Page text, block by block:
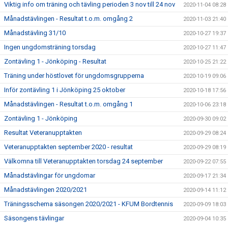
Viktig info om träning och tävling perioden 3 nov till 24 nov 2020-11-04 08:28
Månadstävlingen - Resultat t.o.m. omgång 2 2020-11-03 21:40
Månadstävling 31/10 2020-10-27 19:37
Ingen ungdomsträning torsdag 2020-10-27 11:47
Zontävling 1 - Jönköping - Resultat 2020-10-25 21:22
Träning under höstlovet för ungdomsgrupperna 2020-10-19 09:06
Inför zontävling 1 i Jönköping 25 oktober 2020-10-18 17:56
Månadstävlingen - Resultat t.o.m. omgång 1 2020-10-06 23:18
Zontävling 1 - Jönköping 2020-09-30 09:02
Resultat Veteranupptakten 2020-09-29 08:24
Veteranupptakten september 2020 - resultat 2020-09-29 08:19
Välkomna till Veteranupptakten torsdag 24 september 2020-09-22 07:55
Månadstävlingar för ungdomar 2020-09-17 21:34
Månadstävlingen 2020/2021 2020-09-14 11:12
Träningsschema säsongen 2020/2021 - KFUM Bordtennis 2020-09-09 18:03
Säsongens tävlingar 2020-09-04 10:35